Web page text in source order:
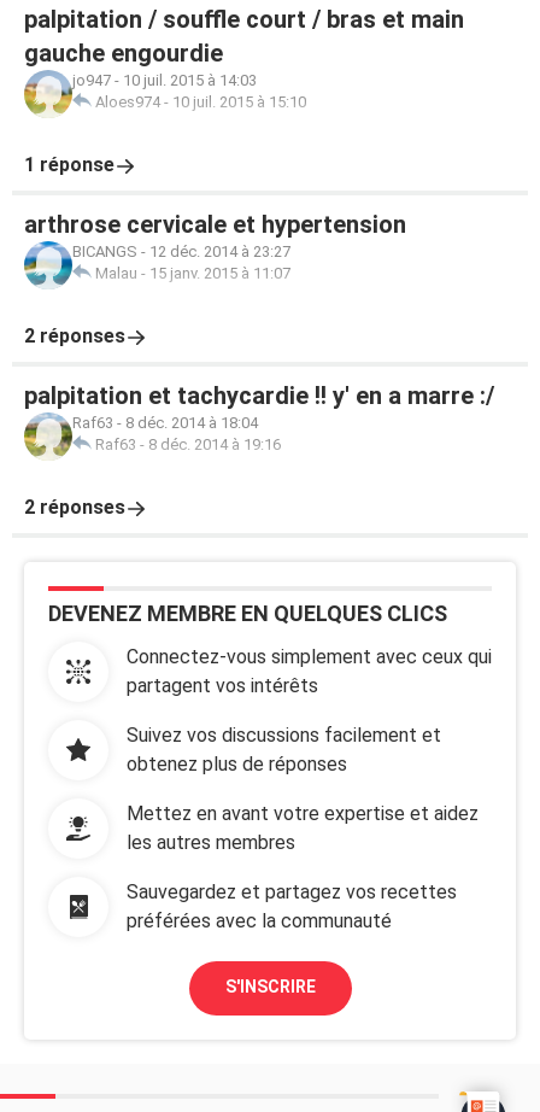
palpitation / souffle court / bras et main
gauche engourdie
jo947 - 10 juil. 2015 à 14:03
Aloes974- 10 juil. 2015 à 15:10
1 réponse
arthrose cervicale et hypertension
BICANGS - 12 déc. 2014 à 23:27
Malau - 15 janv. 2015 à 11:07
2 réponses
palpitation et tachycardie !! y' en a marre :/
Raf63 - 8 déc. 2014 à 18:04
Raf63 - 8 déc. 2014 à 19:16
2 réponses
DEVENEZ MEMBRE EN QUELQUES CLICS
Connectez-vous simplement avec ceux qui
partagent vos intérêts
Suivez vos discussions facilement et
obtenez plus de réponses
Mettez en avant votre expertise et aidez
les autres membres
Sauvegardez et partagez vos recettes
préférées avec la communauté
S'INSCRIRE